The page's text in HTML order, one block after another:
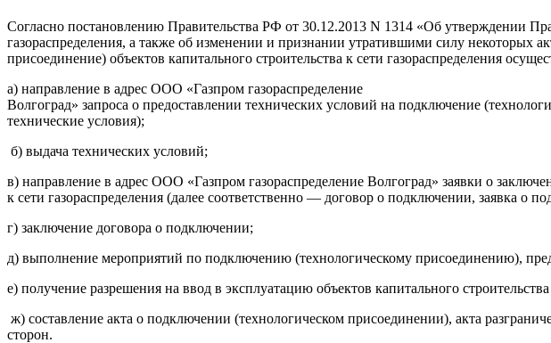
Согласно постановлению Правительства РФ от 30.12.2013 N 1314 «Об утверждении
газораспределения, а также об изменении и признании утратившими силу некоторых
присоединение) объектов капитального строительства к сети газораспределения
а) направление в адрес ООО «Газпром газораспределение
Волгоград» запроса о предоставлении технических условий на подключение
технические условия);
б) выдача технических условий;
в) направление в адрес ООО «Газпром газораспределение Волгоград» заявки о
к сети газораспределения (далее соответственно — договор о подключении, заявка о
г) заключение договора о подключении;
д) выполнение мероприятий по подключению (технологическому присоединению),
е) получение разрешения на ввод в эксплуатацию объектов капитального
ж) составление акта о подключении (технологическом присоединении), акта
сторон.